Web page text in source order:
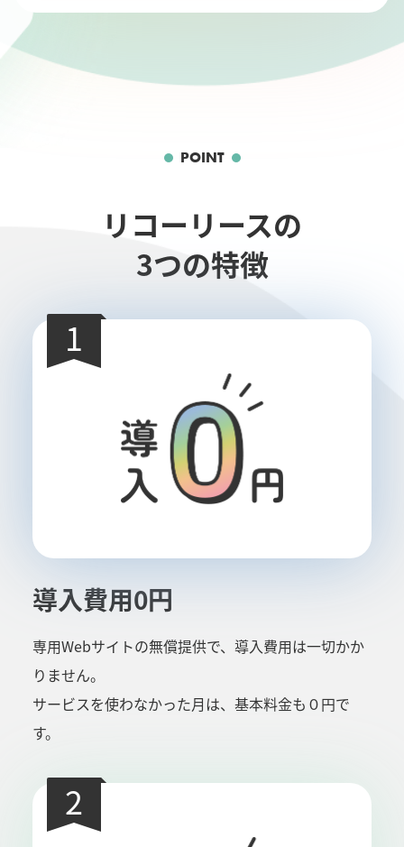
POINT
リコーリースの
3つの特徴
1
導入費用0円
専用Webサイトの無償提供で、導入費用は一切かか
りません。
サービスを使わなかった月は、基本料金も０円で
す。
2